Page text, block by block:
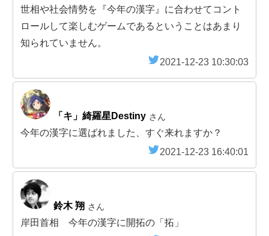
世相や社会情勢を『今年の漢字』に合わせてコント
ロールして楽しむゲームであるということはあまり
知られていません。
2021-12-23 10:30:03
「キ」綺羅星Destiny さん
今年の漢字に選ばれました、すぐ来れますか？
2021-12-23 16:40:01
鈴木 翔 さん
岸田首相 今年の漢字に開拓の「拓」